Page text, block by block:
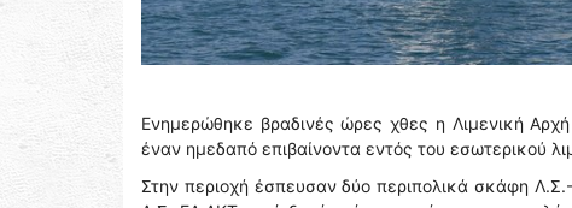
Ενημερώθηκε βραδινές ώρες χθες η Λιμενική
έναν ημεδαπό επιβαίνοντα εντός του εσωτερικού
Στην περιοχή έσπευσαν δύο περιπολικά σκάφη